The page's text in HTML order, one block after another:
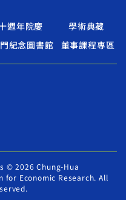
週年院慶
學術典藏
紀念圖書館
董事課程專區
© 2026 Chung-Hua
for Economic Research. All